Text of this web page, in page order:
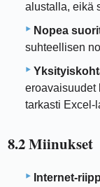
alustalla, eikä
Nopea
suhteellisen
eroavaisuudet
tarkasti Excel-
8.2 Miinukset
Internet-